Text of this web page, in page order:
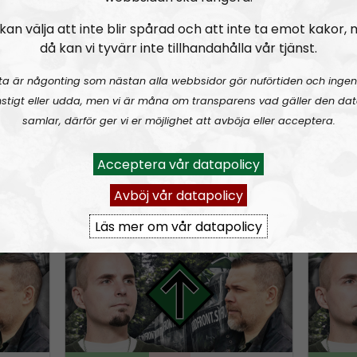
o
n
A
o
w
k
e
s
t
o
och lite terror Ledarperspektiv #95:Äta myror?! Livsmedel – inflation och produktion
Ledarperspektiv Avsnitt 2023-04-26
l
a
y
e
r
Ledarperspektiv #93:Minoritet i vårt eget land och den största, bästa och vackraste organisationen
välja att inte blir spårad och att inte ta emot kakor,
då kan vi tyvärr inte tillhandahålla vår tjänst.
är någonting som nästan alla webbsidor gör nuförtiden och
eller udda, men vi är måna om transparens vad gäller den
samlar, därför ger vi er möjlighet att avböja eller acceptera.
Acceptera vår datapolicy
Avböj vår datapolicy
Läs mer om vår datapolicy